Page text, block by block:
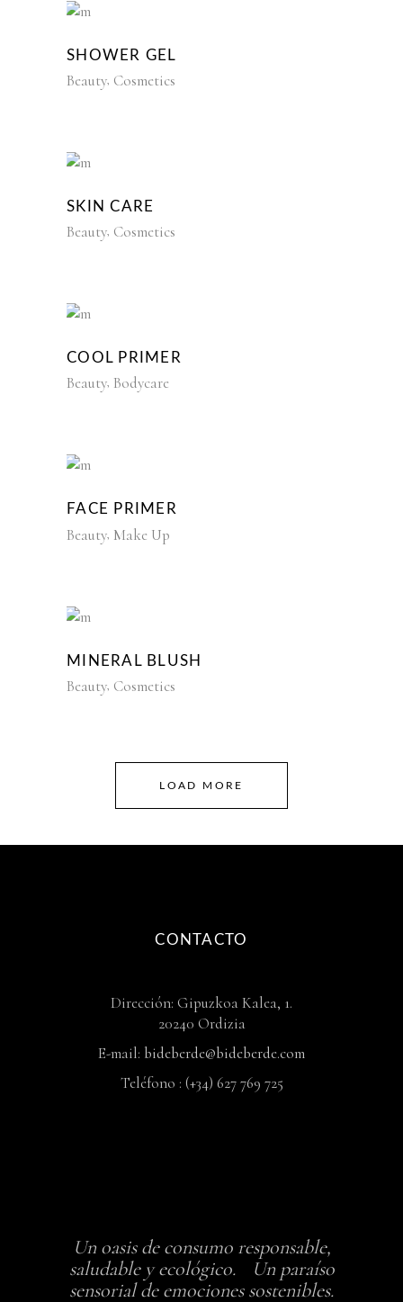
SHOWER GEL
Beauty Cosmetics
SKIN CARE
Beauty Cosmetics
COOL PRIMER
Beauty Bodycare
FACE PRIMER
Beauty Make Up
MINERAL BLUSH
Beauty Cosmetics
LOAD MORE
CONTACTO
Dirección: Gipuzkoa Kalea, 1.
20240 Ordizia
E-mail: bideberde@bideberde.com
Teléfono : (+34) 627 769 725
Un oasis de consumo responsable,
saludable y ecológico. Un paraíso
sensorial de emociones sostenibles.